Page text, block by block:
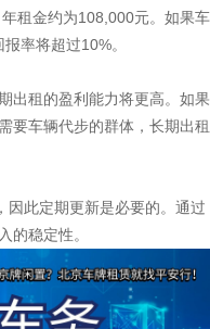
租金约为108,000元。如果车
率将超过10%。
出租的盈利能力将更高。如果
要车辆代步的群体，长期出租
此定期更新是必要的。通过
的稳定性。